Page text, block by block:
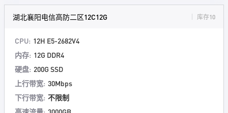
湖北襄阳电信高防二区12C12G 库存10
CPU: 12H E5-2682V4
内存: 12G DDR4
硬盘: 200G SSD
上行带宽: 30Mbps
下行带宽: 不限制